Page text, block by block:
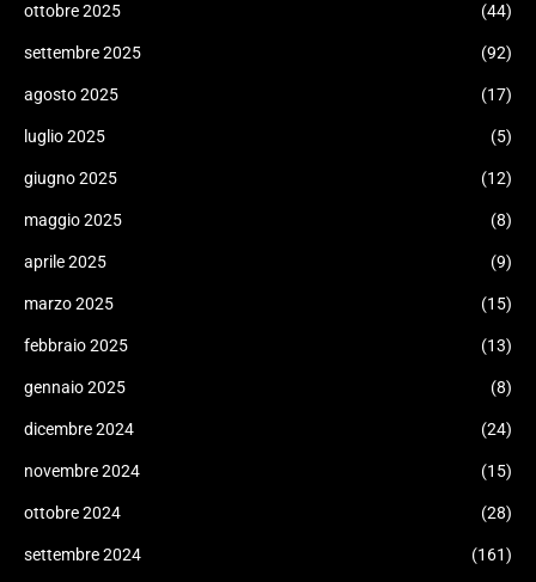
ottobre 2025 (44)
settembre 2025 (92)
agosto 2025 (17)
luglio 2025 (5)
giugno 2025 (12)
maggio 2025 (8)
aprile 2025 (9)
marzo 2025 (15)
febbraio 2025 (13)
gennaio 2025 (8)
dicembre 2024 (24)
novembre 2024 (15)
ottobre 2024 (28)
settembre 2024 (161)